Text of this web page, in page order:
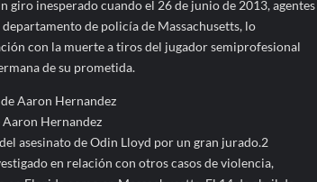
giro inesperado cuando el 26 de junio de 2013, agentes
de policía de Massachusetts, lo
con la muerte a tiros del jugador semiprofesional
de su prometida.
Aaron Hernandez
asesinato de Odin Lloyd por un gran jurado.2
en relación con otros casos de violencia,